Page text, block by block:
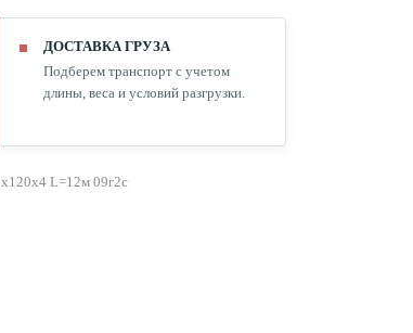
ДОСТАВКА ГРУЗА
Подберем транспорт с учетом
длины, веса и условий разгрузки.
L=12м 09г2с